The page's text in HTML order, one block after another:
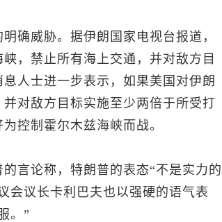
确威胁。据伊朗国家电视台报道，
，禁止所有海上交通，并对敌方目
人士进一步表示，如果美国对伊朗
对敌方目标实施至少两倍于所受打
控制霍尔木兹海峡而战。
言论称，特朗普的表态“不是实力的
会议长卡利巴夫也以强硬的语气表
。”